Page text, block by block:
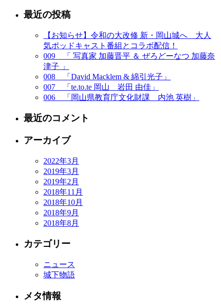
最近の投稿
【お知らせ】令和の大改修 新・岡山城へ 大人
気ポッドキャスト番組とコラボ配信！
009 「 写真家 加藤晋平 ＆ ぜろどーなつ 加藤奈
津子 」
008 「David Macklem & 綿引光子」
007 「te.to.te 岡山 岩田 由佳」
006 「岡山県教育庁文化財課 内池 英樹」
最近のコメント
アーカイブ
2022年3月
2019年3月
2019年2月
2018年11月
2018年10月
2018年9月
2018年8月
カテゴリー
ニュース
城下物語
メタ情報